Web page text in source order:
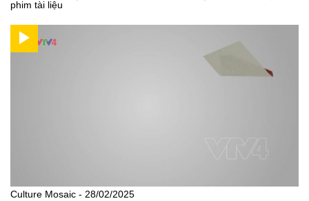
phim tài liệu
Culture Mosaic - 28/02/2025